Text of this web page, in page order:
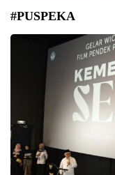
#PUSPEKA
Mendikdasmen Abdul
sebagai bagian dari
di CGV FX Sudirman,
Kerja Sama dan